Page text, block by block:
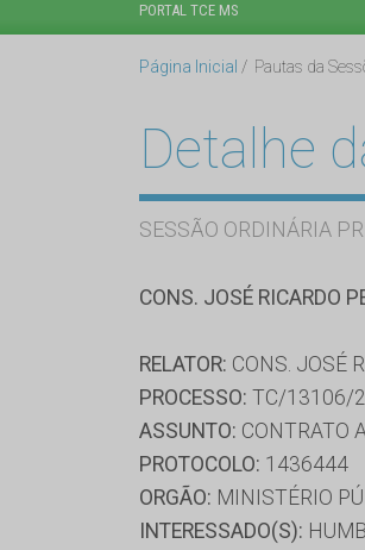
PORTAL TCE MS
Página Inicial Pautas da
Detalhe
SESSÃO ORDINÁRIA
CONS. JOSÉ RICARDO
RELATOR: CONS. JOSÉ
PROCESSO: TC/13106/
ASSUNTO: CONTRATO
PROTOCOLO: 1436444
ORGÃO: MINISTÉRIO
INTERESSADO(S):